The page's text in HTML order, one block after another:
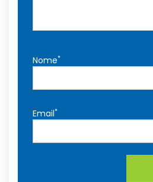
Nome*
Email*